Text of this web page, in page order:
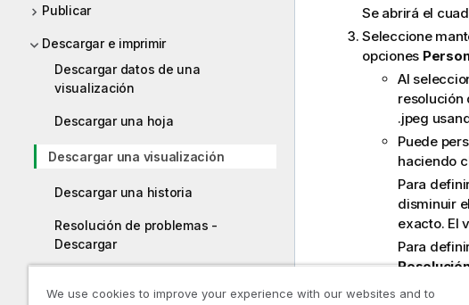
Publicar
Descargar e imprimir
Descargar datos de una
visualización
Descargar una hoja
Descargar una visualización
Descargar una historia
Resolución de problemas -
Descargar
Ayuda para desarrolladores
Se abrirá el
Seleccione
opciones
Al
resolución
.jpeg
Puede
haciendo
Para
disminuir
exacto. El
Para
También
We use cookies to improve your experience with our websites and to